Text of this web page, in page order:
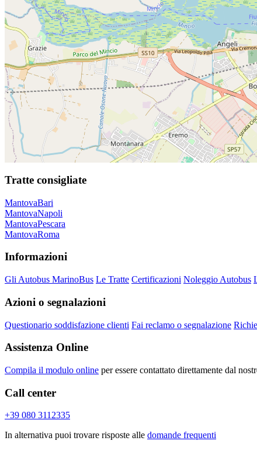
Tratte consigliate
MantovaBari
MantovaNapoli
MantovaPescara
MantovaRoma
Informazioni
Gli Autobus MarinoBus Le Tratte Certificazioni Noleggio Autobus
Azioni o segnalazioni
Questionario soddisfazione clienti Fai reclamo o segnalazione
Assistenza Online
Compila il modulo online per essere contattato direttamente dal
Call center
+39 080 3112335
In alternativa puoi trovare risposte alle domande frequenti